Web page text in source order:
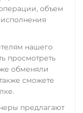
объем
нашего
просмотреть
обменяли
сможете
предлагают